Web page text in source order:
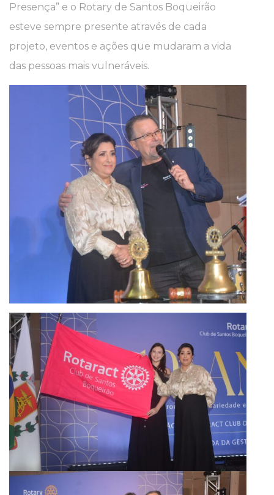
Presença” e o Rotary de Santos Boqueirão
esteve sempre presente através de cada
projeto, eventos e ações que mudaram a vida
das pessoas mais vulneráveis.